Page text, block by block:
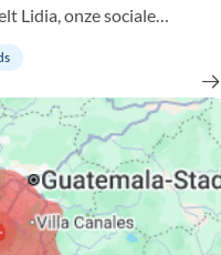
Lidia, onze sociale
elke leerling én hun gezin
helpt ons om
maar hen ook op